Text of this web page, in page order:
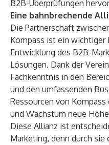
B2B-Überprüfungen
Eine bahnbrechende
Die Partnerschaft
Kompass ist ein wichtiger
Entwicklung des B2B-
Lösungen. Dank der
Fachkenntnis in den
und den umfassenden
Ressourcen von
und Wachstum neue
Diese Allianz ist
Marketing, denn durch